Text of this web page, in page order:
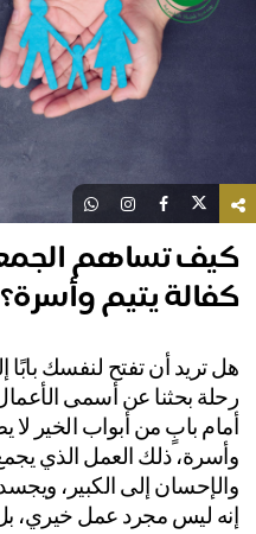
تساهم
يتيم وأسرة؟